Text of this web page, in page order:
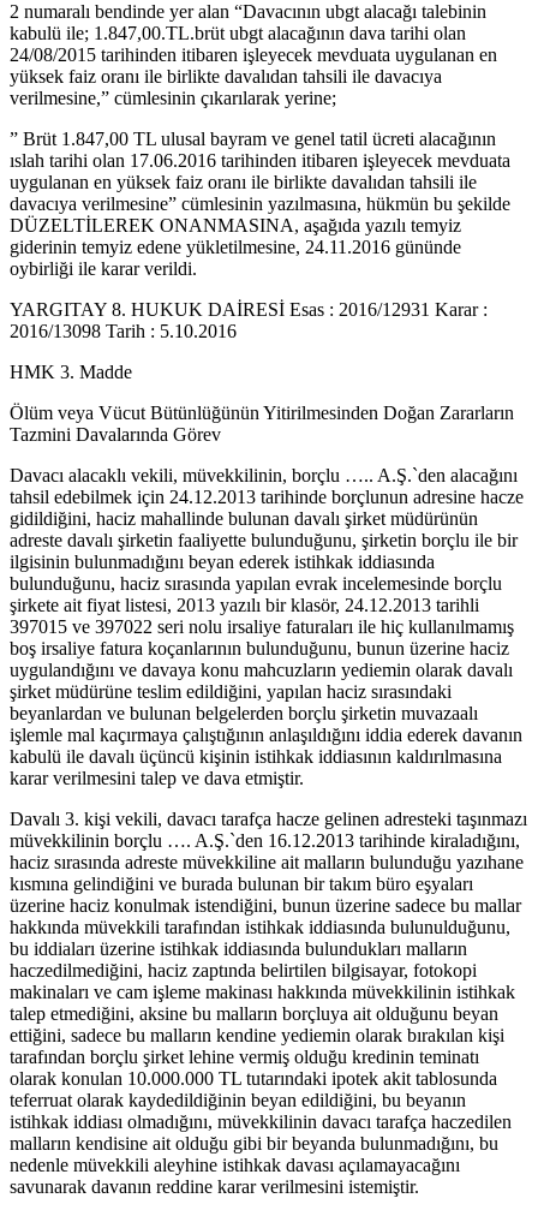
2 numaralı bendinde yer alan “Davacının ubgt alacağı talebinin
kabulü ile; 1.847,00.TL.brüt ubgt alacağının dava tarihi olan
24/08/2015 tarihinden itibaren işleyecek mevduata uygulanan en
yüksek faiz oranı ile birlikte davalıdan tahsili ile davacıya
verilmesine,” cümlesinin çıkarılarak yerine;
” Brüt 1.847,00 TL ulusal bayram ve genel tatil ücreti alacağının
ıslah tarihi olan 17.06.2016 tarihinden itibaren işleyecek mevduata
uygulanan en yüksek faiz oranı ile birlikte davalıdan tahsili ile
davacıya verilmesine” cümlesinin yazılmasına, hükmün bu şekilde
DÜZELTİLEREK ONANMASINA, aşağıda yazılı temyiz
giderinin temyiz edene yükletilmesine, 24.11.2016 gününde
oybirliği ile karar verildi.
YARGITAY 8. HUKUK DAİRESİ Esas : 2016/12931 Karar :
2016/13098 Tarih : 5.10.2016
HMK 3. Madde
Ölüm veya Vücut Bütünlüğünün Yitirilmesinden Doğan Zararların
Tazmini Davalarında Görev
Davacı alacaklı vekili, müvekkilinin, borçlu ….. A.Ş.`den alacağını
tahsil edebilmek için 24.12.2013 tarihinde borçlunun adresine hacze
gidildiğini, haciz mahallinde bulunan davalı şirket müdürünün
adreste davalı şirketin faaliyette bulunduğunu, şirketin borçlu ile bir
ilgisinin bulunmadığını beyan ederek istihkak iddiasında
bulunduğunu, haciz sırasında yapılan evrak incelemesinde borçlu
şirkete ait fiyat listesi, 2013 yazılı bir klasör, 24.12.2013 tarihli
397015 ve 397022 seri nolu irsaliye faturaları ile hiç kullanılmamış
boş irsaliye fatura koçanlarının bulunduğunu, bunun üzerine haciz
uygulandığını ve davaya konu mahcuzların yediemin olarak davalı
şirket müdürüne teslim edildiğini, yapılan haciz sırasındaki
beyanlardan ve bulunan belgelerden borçlu şirketin muvazaalı
işlemle mal kaçırmaya çalıştığının anlaşıldığını iddia ederek davanın
kabulü ile davalı üçüncü kişinin istihkak iddiasının kaldırılmasına
karar verilmesini talep ve dava etmiştir.
Davalı 3. kişi vekili, davacı tarafça hacze gelinen adresteki taşınmazı
müvekkilinin borçlu …. A.Ş.`den 16.12.2013 tarihinde kiraladığını,
haciz sırasında adreste müvekkiline ait malların bulunduğu yazıhane
kısmına gelindiğini ve burada bulunan bir takım büro eşyaları
üzerine haciz konulmak istendiğini, bunun üzerine sadece bu mallar
hakkında müvekkili tarafından istihkak iddiasında bulunulduğunu,
bu iddiaları üzerine istihkak iddiasında bulundukları malların
haczedilmediğini, haciz zaptında belirtilen bilgisayar, fotokopi
makinaları ve cam işleme makinası hakkında müvekkilinin istihkak
talep etmediğini, aksine bu malların borçluya ait olduğunu beyan
ettiğini, sadece bu malların kendine yediemin olarak bırakılan kişi
tarafından borçlu şirket lehine vermiş olduğu kredinin teminatı
olarak konulan 10.000.000 TL tutarındaki ipotek akit tablosunda
teferruat olarak kaydedildiğinin beyan edildiğini, bu beyanın
istihkak iddiası olmadığını, müvekkilinin davacı tarafça haczedilen
malların kendisine ait olduğu gibi bir beyanda bulunmadığını, bu
nedenle müvekkili aleyhine istihkak davası açılamayacağını
savunarak davanın reddine karar verilmesini istemiştir.